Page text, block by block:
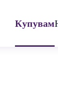
Купувам